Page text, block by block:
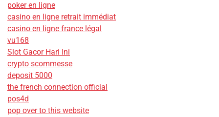
poker en ligne
casino en ligne retrait immédiat
casino en ligne france légal
vu168
Slot Gacor Hari Ini
crypto scommesse
deposit 5000
the french connection official
pos4d
pop over to this website